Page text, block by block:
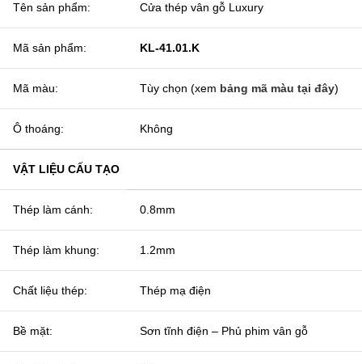
Tên sản phẩm: Cửa thép vân gỗ Luxury
Mã sản phẩm: KL-41.01.K
Mã màu: Tùy chọn (xem bảng mã màu tại đây)
Ô thoáng: Không
VẬT LIỆU CẤU TẠO
Thép làm cánh: 0.8mm
Thép làm khung: 1.2mm
Chất liệu thép: Thép mạ điện
Bề mặt: Sơn tĩnh điện – Phủ phim vân gỗ